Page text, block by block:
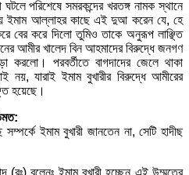
পরিশেষে সমরকন্দের খরতঙ্গ নামক স্থানে
ইমাম আল্লাহর কাছে এই দুআ করেন যে, হে
বের করে দিলো তুমিও তাকে অনুরূপ লাঞ্ছিত
আমীর খালেদ বিন আহমাদের বিরুদ্ধে জনগণ
করলো। পরবর্তীতে বাগদাদের জেলে থাকা
যারাই ইমাম বুখারীর বিরুদ্ধে আমীরের
হয়েছে।
ইমাম বুখারী জানতেন না, সেটি হাদীছ